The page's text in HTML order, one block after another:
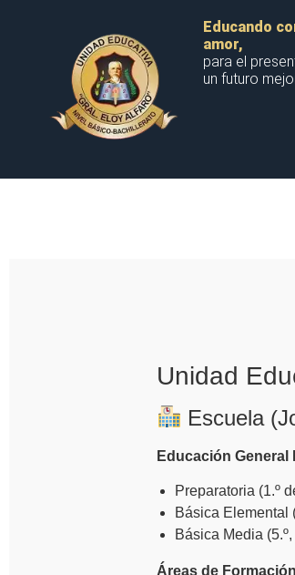
Educando
amor,
para el
un futuro
Unidad
Escuela
Educación General
Preparatoria (1.º
Básica Elemental
Básica Media
Áreas de